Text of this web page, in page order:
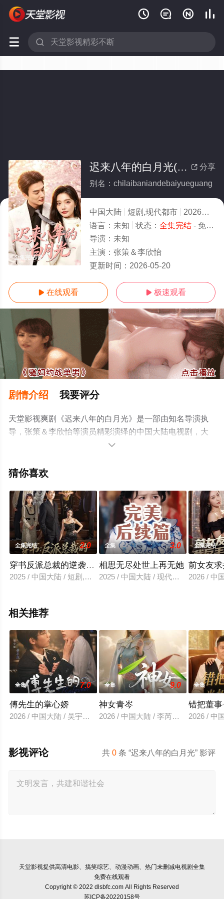
   
 
全集完结/全集
 分享
迟来八年的白月光(全集)
别名：chilaibaniandebaiyueguang
中国大陆 短剧,现代都市 2026
2.0
语言： 未知 状态： 全集完结- 免费在线观看
导演： 未知
主演： 张策＆李欣怡
更新时间： 2026-05-20
 在线观看  极速观看
剧情介绍 我要评分
天堂影视爽剧《迟来八年的白月光》是一部由知名导演执
导，张策＆李欣怡等演员精彩演绎的中国大陆电视剧，大
结局剧情已揭晓（全集完结），手机免费观看高清无删减
至豆瓣电视剧、电视猫或剧情网等平台了解。

猜你喜欢
全集完结 2.0
穿书反派总裁的逆袭之路
2025 / 中国大陆 / 短剧,年代穿越
全集 3.0
相思无尽处世上再无她
2025 / 中国大陆 / 现代都市
全集完结
前女友
2026 / 中
相关推荐
全集 7.0
傅先生的掌心娇
2026 / 中国大陆 / 吴宇航＆郑千亦
全集 9.0
神女青岑
2026 / 中国大陆 / 李芮峤＆张媛媛
全集
错把董
2026 / 中
共0 条 “迟来八年的白月光” 影评
影视评论
天堂影视提供高清电影、搞笑综艺、动漫动画、热门未删减电视剧全集
免费在线观看
Copyright © 2022 dlsbfc.com All Rights Reserved
苏ICP备20220158号